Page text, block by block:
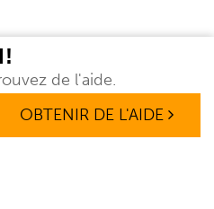
de l'aide.
OBTENIR DE L'AIDE